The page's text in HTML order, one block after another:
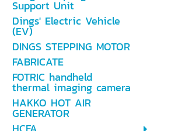
Support Unit
Dings' Electric Vehicle
(EV)
DINGS STEPPING MOTOR
FABRICATE
FOTRIC handheld
thermal imaging camera
HAKKO HOT AIR
GENERATOR